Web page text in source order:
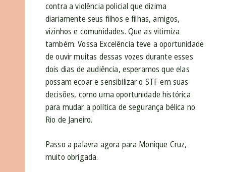
contra a violência policial que dizima
diariamente seus filhos e filhas, amigos,
vizinhos e comunidades. Que as vitimiza
também. Vossa Excelência teve a oportunidade
de ouvir muitas dessas vozes durante esses
dois dias de audiência, esperamos que elas
possam ecoar e sensibilizar o STF em suas
decisões, como uma oportunidade histórica
para mudar a política de segurança bélica no
Rio de Janeiro.
Passo a palavra agora para Monique Cruz,
muito obrigada.